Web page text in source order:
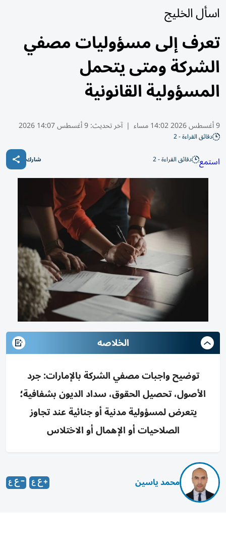
اسأل الخليج
تعرف إلى مسؤوليات مصفي
الشركة ومتى يتحمل
المسؤولية القانونية
9 أغسطس 2026 14:02 مساء | آخر تحديث:9 أغسطس 14:07 2026
دقائق القراءة - 2
استمع دقائق القراءة - 2 شارك
الخلاصه
توضيح واجبات مصفي الشركة بالإمارات: جرد
الأصول، تحصيل الحقوق، سداد الديون بشفافية؛
يتعرض لمسؤولية مدنية أو جنائية عند تجاوز
الصلاحيات أو الإهمال أو الاختلاس
محمد ياسين